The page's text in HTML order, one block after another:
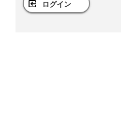
ログイン